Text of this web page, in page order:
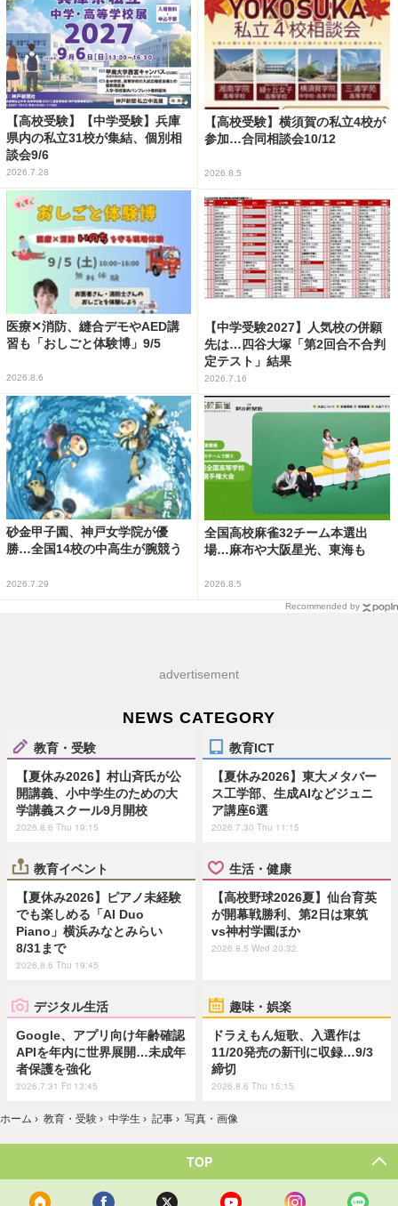
【高校受験】【中学受験】兵庫
県内の私立31校が集結、個別相
談会9/6
2026.7.28
【高校受験】横須賀の私立4校が
参加…合同相談会10/12
2026.8.5
医療✕消防、縫合デモやAED講
習も「おしごと体験博」9/5
2026.8.6
【中学受験2027】人気校の併願
先は…四谷大塚「第2回合不合判
定テスト」結果
2026.7.16
砂金甲子園、神戸女学院が優
勝…全国14校の中高生が腕競う
2026.7.29
全国高校麻雀32チーム本選出
場…麻布や大阪星光、東海も
2026.8.5
Recommended by
advertisement
NEWS CATEGORY
教育・受験
【夏休み2026】村山斉氏が公
開講義、小中学生のための大
学講義スクール9月開校
2026.8.6 Thu 19:15
教育ICT
【夏休み2026】東大メタバー
ス工学部、生成AIなどジュニ
ア講座6選
2026.7.30 Thu 11:15
教育イベント
【夏休み2026】ピアノ未経験
でも楽しめる「AI Duo
Piano」横浜みなとみらい
8/31まで
2026.8.6 Thu 19:45
生活・健康
【高校野球2026夏】仙台育英
が開幕戦勝利、第2日は東筑
vs神村学園ほか
2026.8.5 Wed 20:32
デジタル生活
Google、アプリ向け年齢確認
APIを年内に世界展開…未成年
者保護を強化
2026.7.31 Fri 13:45
趣味・娯楽
ドラえもん短歌、入選作は
11/20発売の新刊に収録…9/3
締切
2026.8.6 Thu 15:15
ホーム › 教育・受験 › 中学生 › 記事 › 写真・画像
TOP